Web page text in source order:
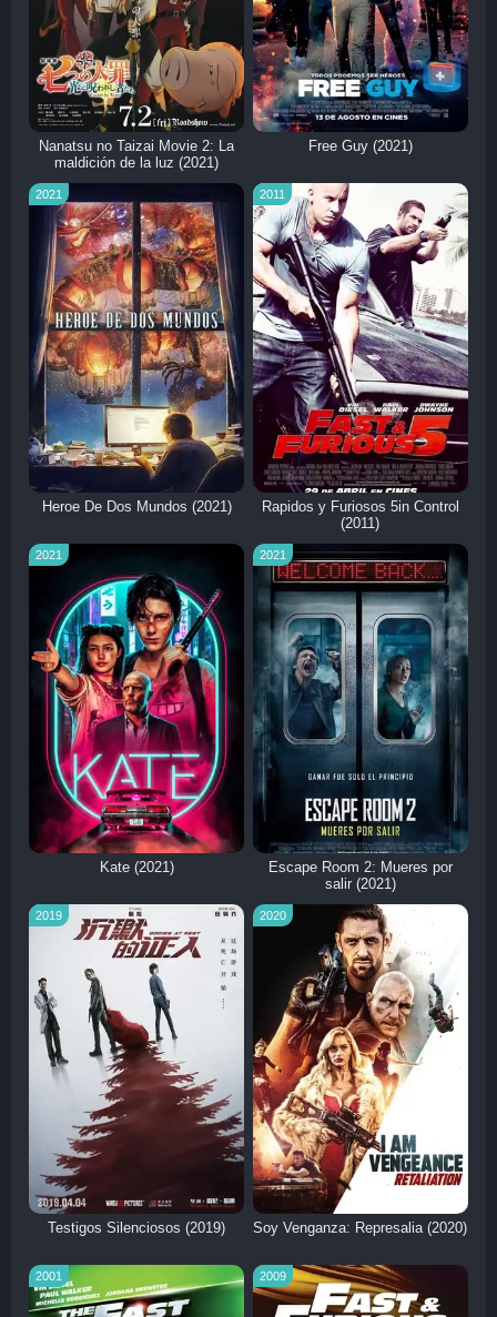
Nanatsu no Taizai Movie 2: La
maldición de la luz (2021)
Free Guy (2021)
2021
Heroe De Dos Mundos (2021)
2011
Rapidos y Furiosos 5in Control
(2011)
2021
Kate (2021)
2021
Escape Room 2: Mueres por
salir (2021)
2019
Testigos Silenciosos (2019)
2020
Soy Venganza: Represalia (2020)
2001 2009